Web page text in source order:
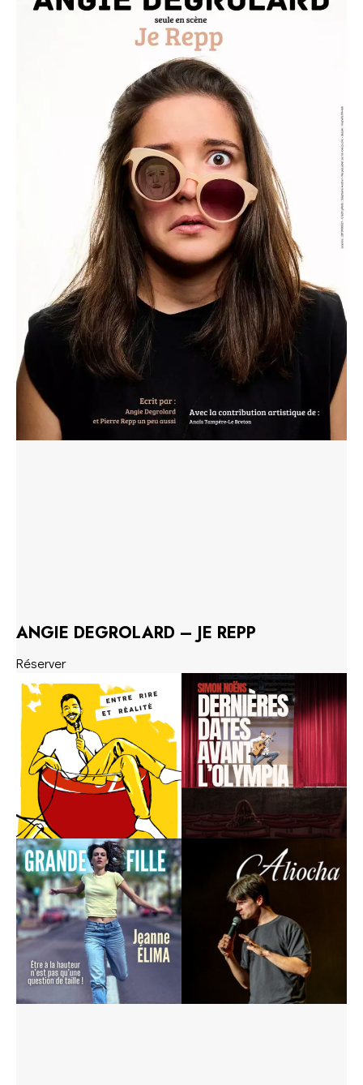
ANGIE DEGROLARD – JE REPP
Réserver